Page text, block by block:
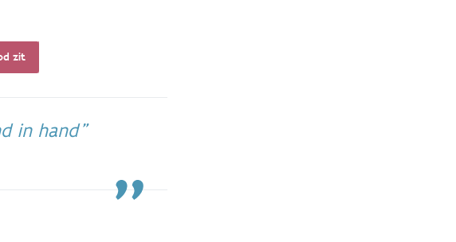
zit
in hand